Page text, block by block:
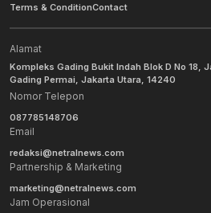
Terms & ConditionContact
Alamat
Kompleks Gading Bukit Indah Blok D No 18,
Gading Permai, Jakarta Utara, 14240
Nomor Telepon
087785148706
Email
redaksi@netralnews.com
Partnership & Marketing
marketing@netralnews.com
Jam Operasional